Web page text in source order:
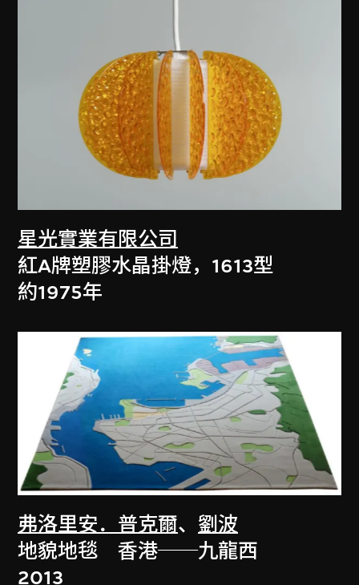
星光實業有限公司
紅A牌塑膠水晶掛燈，1613型
約1975年
弗洛里安．普克爾、 劉波
地貌地毯 香港──九龍西
2013